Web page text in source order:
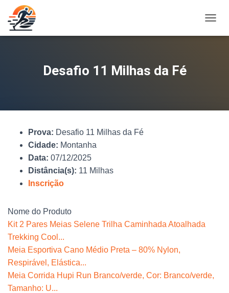
L
Desafio 11 Milhas da Fé
Prova: Desafio 11 Milhas da Fé
Cidade: Montanha
Data: 07/12/2025
Distância(s): 11 Milhas
Inscrição
Nome do Produto
Kit 2 Pares Meias Selene Trilha Caminhada Atoalhada
Trekking Cool...
Meia Esportiva Cano Médio Preta – 80% Nylon,
Respirável, Elástica...
Meia Corrida Hupi Run Branco/verde, Cor: Branco/verde,
Tamanho: U...